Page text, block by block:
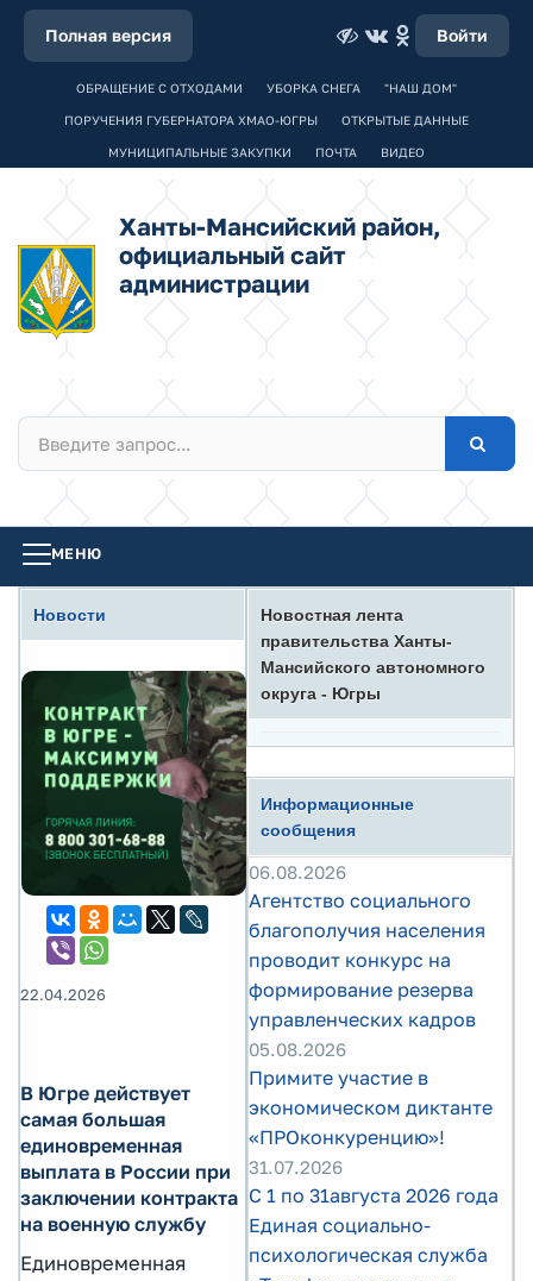
Полная версия Войти
ОБРАЩЕНИЕ С ОТХОДАМИ УБОРКА СНЕГА "НАШ ДОМ"
ПОРУЧЕНИЯ ГУБЕРНАТОРА ХМАО-ЮГРЫ ОТКРЫТЫЕ ДАННЫЕ
МУНИЦИПАЛЬНЫЕ ЗАКУПКИ ПОЧТА ВИДЕО
Ханты-Мансийский район,
официальный сайт
администрации
МЕНЮ
Новости
22.04.2026
В Югре действует
самая большая
единовременная
выплата в России при
заключении контракта
на военную службу
Единовременная
Новостная лента
правительства Ханты-
Мансийского автономного
округа - Югры
Информационные
сообщения
06.08.2026
Агентство социального
благополучия населения
проводит конкурс на
формирование резерва
управленческих кадров
05.08.2026
Примите участие в
экономическом диктанте
«ПРОконкуренцию»!
31.07.2026
С 1 по 31августа 2026 года
Единая социально-
психологическая служба